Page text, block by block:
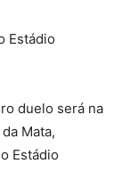
Estádio
duelo será na
Mata,
Estádio